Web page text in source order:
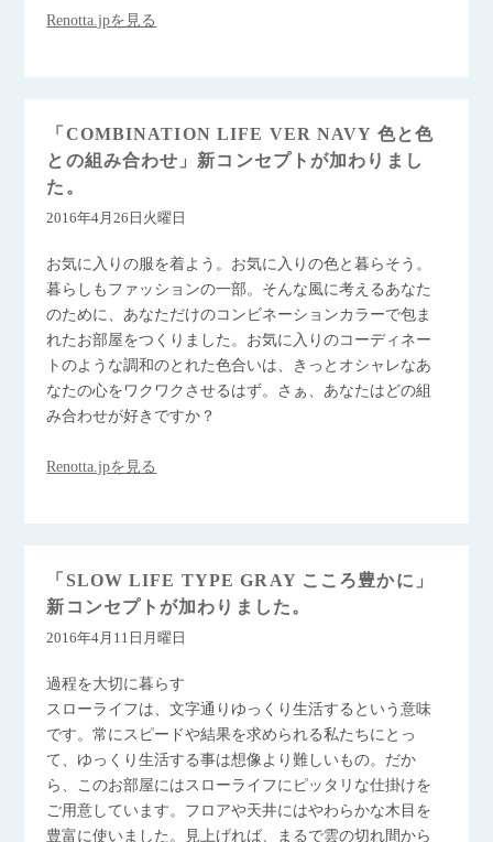
Renotta.jpを見る
「COMBINATION LIFE VER NAVY 色と色
との組み合わせ」新コンセプトが加わりまし
た。
2016年4月26日火曜日
お気に入りの服を着よう。お気に入りの色と暮らそう。
暮らしもファッションの一部。そんな風に考えるあなた
のために、あなただけのコンビネーションカラーで包ま
れたお部屋をつくりました。お気に入りのコーディネー
トのような調和のとれた色合いは、きっとオシャレなあ
なたの心をワクワクさせるはず。さぁ、あなたはどの組
み合わせが好きですか？
Renotta.jpを見る
「SLOW LIFE TYPE GRAY こころ豊かに」
新コンセプトが加わりました。
2016年4月11日月曜日
過程を大切に暮らす
スローライフは、文字通りゆっくり生活するという意味
です。常にスピードや結果を求められる私たちにとっ
て、ゆっくり生活する事は想像より難しいもの。だか
ら、このお部屋にはスローライフにピッタリな仕掛けを
ご用意しています。フロアや天井にはやわらかな木目を
豊富に使いました。見上げれば、まるで雲の切れ間から